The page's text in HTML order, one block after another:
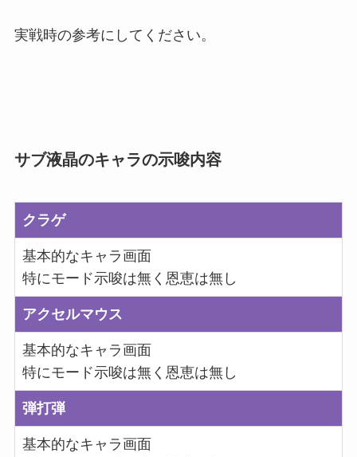
実戦時の参考にしてください。
サブ液晶のキャラの示唆内容
クラゲ
基本的なキャラ画面
特にモード示唆は無く恩恵は無し
アクセルマウス
基本的なキャラ画面
特にモード示唆は無く恩恵は無し
弾打弾
基本的なキャラ画面